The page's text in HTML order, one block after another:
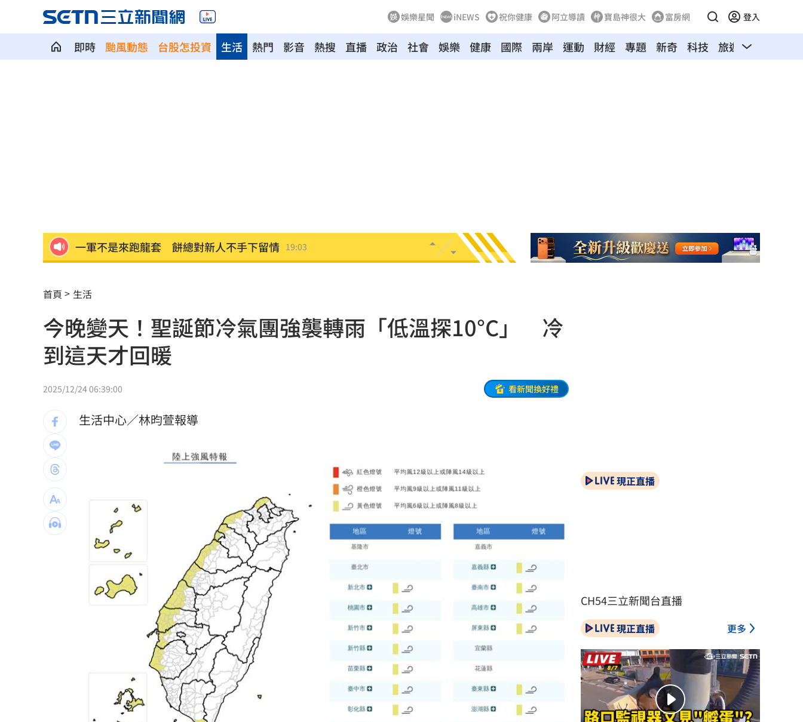
娛樂星聞 iNEWS 祝你健康 阿立導讀 寶島神很大 富房網 登入
即時 颱風動態 台股怎投資 熱門 影音 熱搜 直播 政治 社會 娛樂
生活 健康 國際 兩岸 運動 財經 專題 新奇 科技 旅遊 汽車
一軍不是來跑龍套 餅總對新人不手下留情 19:03
孫易磊登板2局2K無失分！ 飆156公里火球
直擊／NEWBEAT高雄首秀 震胸舞全場嗨翻 18:53
颱風紫暴雨今晚開炸 估「這時」解除海警
傅家接班人幕僚酒駕遭移送！公所火速准辭
獅子座新月伴日蝕！12星座一週運勢出爐
颱風硬闖海邊！巨浪來1家4剩3 男童被捲走
大盤收紅、正二反跌？ 拆解槓反ETF秒懂 18:39
白海豚逼近強降雨 石門單日狂洩508萬噸 18:34
專家喊台股「下週噴千點」關鍵訊號 18:33
男星拍足球戲正中要害 導演喊：效果很好
父親節辭世 前彰化市代蔡裕昌享壽71歲
補充兵12天也不服！男連2次放鳥代價慘8倍
台灣彩券開獎直播中 20:31
LIVE三立+24小時直播 15:27
三立iNEWS新聞台線上直播 18:00
首頁 生活
今晚變天！聖誕節冷氣團強襲轉雨「低溫探10°C」 冷
到這天才回暖
2025/12/24 06:39:00 看新聞換好禮
生活中心／林昀萱報導
現正直播
CH54三立新聞台直播
現正直播 更多